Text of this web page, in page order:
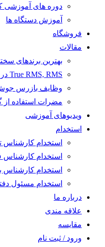
دوره های آموزشی
آموزش دستگاه ها
فروشگاه
مقالات
بهترین برندهای
True RMS, RMS در مولتی متر ها چیست؟
وظایف بازرس
مضرات استفاده از
ویدیوهای آموزشی
استخدام
استخدام کارشناس
استخدام
استخدام کارشناس
استخدام مسئول
درباره ما
علاقه مندی
مقایسه
ورود / ثبت نام